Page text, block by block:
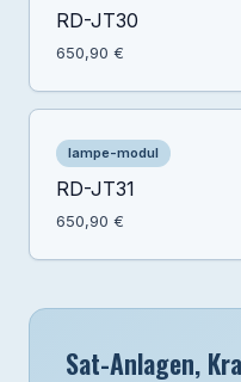
RD-JT30
650,90 €
lampe-modul
RD-JT31
650,90 €
Sat-Anlagen,